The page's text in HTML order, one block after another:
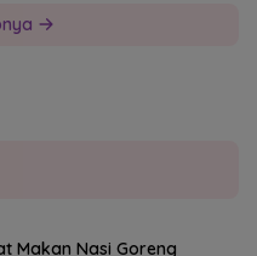
Makan Nasi Goreng